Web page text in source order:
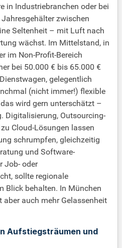
in Industriebranchen oder bei
zwischen
Seltenheit – mit Luft nach
wächst. Im Mittelstand, in
im Non-Profit-Bereich
bei 50.000 € bis 65.000 €
gelegentlich
(nicht immer!) flexible
wird gern unterschätzt –
Digitalisierung, Outsourcing-
Cloud-Lösungen lassen
schrumpfen, gleichzeitig
und Software-
Job- oder
sollte regionale
Blick behalten. In München
aber auch mehr Gelassenheit
Aufstiegsträumen und